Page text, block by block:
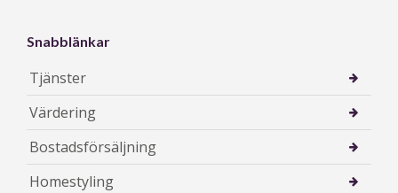
Snabblänkar
Tjänster
Värdering
Bostadsförsäljning
Homestyling